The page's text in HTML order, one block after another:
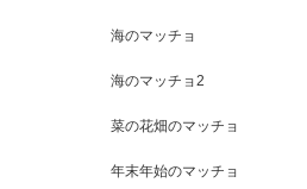
海のマッチョ
海のマッチョ2
菜の花畑のマッチョ
年末年始のマッチョ